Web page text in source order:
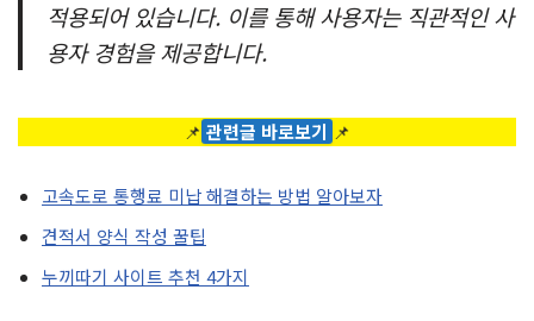
적용되어 있습니다. 이를 통해 사용자는 직관적인 사
용자 경험을 제공합니다.
📌 관련글 바로보기 📌
고속도로 통행료 미납 해결하는 방법 알아보자
견적서 양식 작성 꿀팁
누끼따기 사이트 추천 4가지